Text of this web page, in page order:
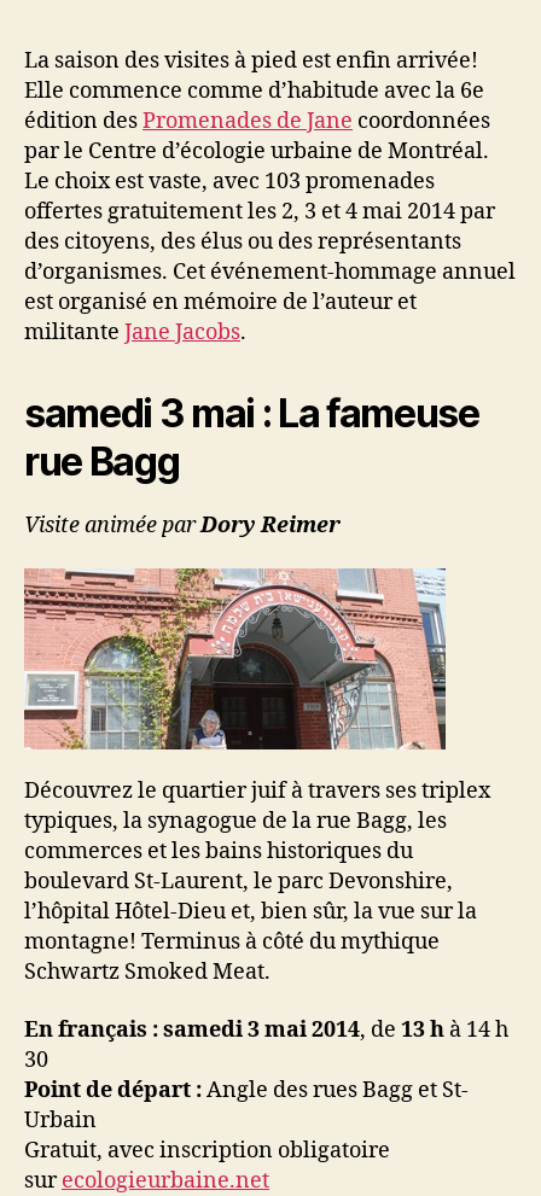
La saison des visites à pied est enfin arrivée!
Elle commence comme d’habitude avec la 6e
édition desPromenades de Jane coordonnées
par le Centre d’écologie urbaine de Montréal.
Le choix est vaste, avec 103 promenades
offertes gratuitement les 2, 3 et 4 mai 2014 par
des citoyens, des élus ou des représentants
d’organismes. Cet événement-hommage annuel
est organisé en mémoire de l’auteur et
militante Jane Jacobs.
samedi 3 mai : La fameuse
rue Bagg
Visite animée parDory Reimer
Découvrez le quartier juif à travers ses triplex
typiques, la synagogue de la rue Bagg, les
commerces et les bains historiques du
boulevard St-Laurent, le parc Devonshire,
l’hôpital Hôtel-Dieu et, bien sûr, la vue sur la
montagne! Terminus à côté du mythique
Schwartz Smoked Meat.
En français : samedi 3 mai 2014, de 13 h à 14 h
30
Point de départ :Angle des rues Bagg et St-
Urbain
Gratuit, avec inscription obligatoire
surecologieurbaine.net